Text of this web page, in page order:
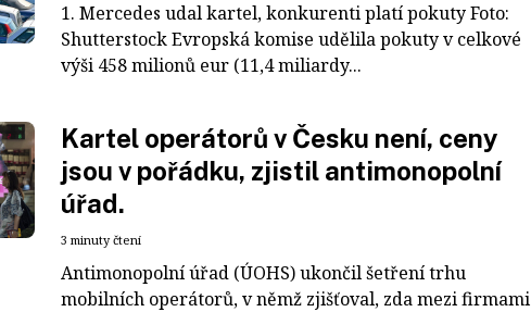
1. Mercedes udal kartel, konkurenti platí pokuty Foto:
Shutterstock Evropská komise udělila pokuty v celkové
výši 458 milionů eur (11,4 miliardy...
Kartel operátorů v Česku není, ceny
jsou v pořádku, zjistil antimonopolní
úřad.
3 minuty čtení
Antimonopolní úřad (ÚOHS) ukončil šetření trhu
mobilních operátorů, v němž zjišťoval, zda mezi firmami